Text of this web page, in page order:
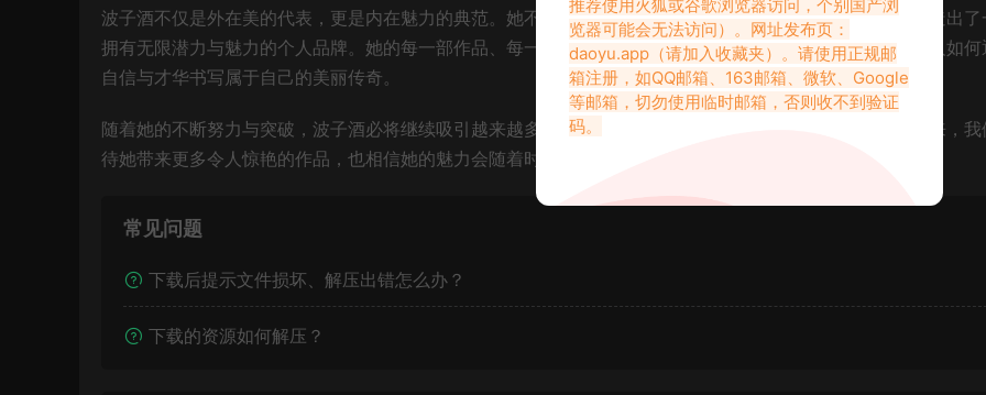
波子酒不仅是外在美的代表，更是内在魅力的典范。她不仅仅是一个车模，更是通过自身的努力与智慧，打造出了
拥有无限潜力与魅力的个人品牌。她的每一部作品、每一条动态都仿佛是对自我价值的宣言，展现了一个女人如何
自信与才华书写属于自己的美丽传奇。
随着她的不断努力与突破，波子酒必将继续吸引越来越多的目光，成为娱乐与时尚圈中不可忽视的存在。未来，我
待她带来更多令人惊艳的作品，也相信她的魅力会随着时间的推移，愈加光彩照人。
常见问题
下载后提示文件损坏、解压出错怎么办？
下载的资源如何解压？
推荐使用火狐或谷歌浏览器访问，个别国产浏
览器可能会无法访问）。网址发布页：
daoyu.app （请加入收藏夹）。请使用正规邮
箱注册，如QQ邮箱、163邮箱、微软、Google
等邮箱，切勿使用临时邮箱，否则收不到验证
码。